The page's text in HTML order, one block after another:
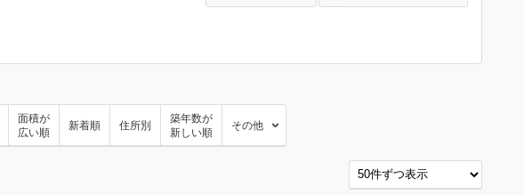
面積が
広い順
新着順 住所別
築年数が
新しい順
その他